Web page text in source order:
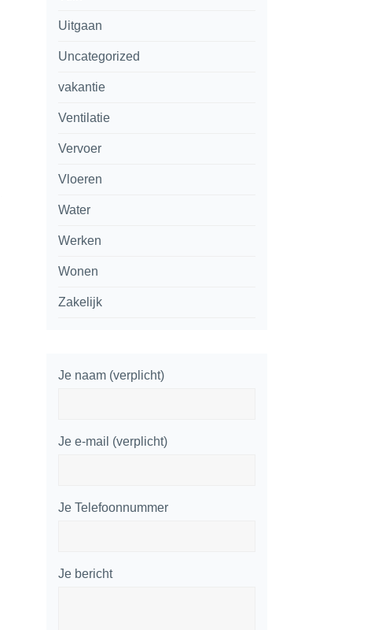
Uitgaan
Uncategorized
vakantie
Ventilatie
Vervoer
Vloeren
Water
Werken
Wonen
Zakelijk
Je naam (verplicht)
Je e-mail (verplicht)
Je Telefoonnummer
Je bericht